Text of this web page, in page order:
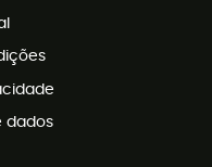
dados